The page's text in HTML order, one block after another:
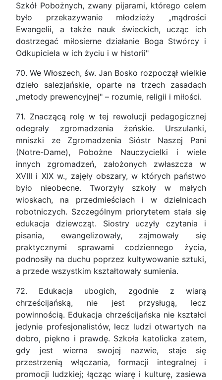
Szkół Pobożnych, zwany pijarami, którego celem
było przekazywanie młodzieży „mądrości
Ewangelii, a także nauk świeckich, ucząc ich
dostrzegać miłosierne działanie Boga Stwórcy i
Odkupiciela w ich życiu i w historii"
70. We Włoszech, św. Jan Bosko rozpoczął wielkie
dzieło salezjańskie, oparte na trzech zasadach
„metody prewencyjnej" – rozumie, religii i miłości.
71. Znaczącą rolę w tej rewolucji pedagogicznej
odegrały zgromadzenia żeńskie. Urszulanki,
mniszki ze Zgromadzenia Sióstr Naszej Pani
(Notre-Dame), Pobożne Nauczycielki i wiele
innych zgromadzeń, założonych zwłaszcza w
XVIII i XIX w., zajęły obszary, w których państwo
było nieobecne. Tworzyły szkoły w małych
wioskach, na przedmieściach i w dzielnicach
robotniczych. Szczególnym priorytetem stała się
edukacja dziewcząt. Siostry uczyły czytania i
pisania, ewangelizowały, zajmowały się
praktycznymi sprawami codziennego życia,
podnosiły na duchu poprzez kultywowanie sztuki,
a przede wszystkim kształtowały sumienia.
72. Edukacja ubogich, zgodnie z wiarą
chrześcijańską, nie jest przysługą, lecz
powinnością. Edukacja chrześcijańska nie kształci
jedynie profesjonalistów, lecz ludzi otwartych na
dobro, piękno i prawdę. Szkoła katolicka zatem,
gdy jest wierna swojej nazwie, staje się
przestrzenią włączania, formacji integralnej i
promocji ludzkiej; łącząc wiarę i kulturę, zasiewa